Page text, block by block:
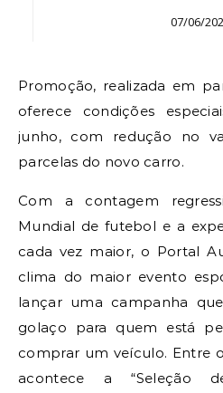
07/06/
Promoção, realizada em parceria com o CarBank,
oferece condições
junho, com redução no
parcelas do novo carro.
Com a contagem
Mundial de futebol e a
cada vez maior, o Portal
clima do maior evento
lançar uma campanha
golaço para quem está
comprar um veículo. Entre
acontece a “Seleção